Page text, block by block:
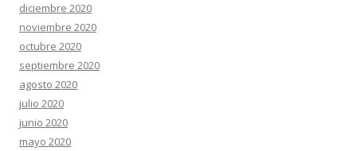
diciembre 2020
noviembre 2020
octubre 2020
septiembre 2020
agosto 2020
julio 2020
junio 2020
mayo 2020